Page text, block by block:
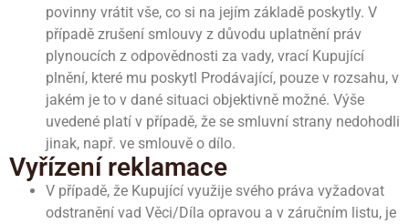
povinny vrátit vše, co si na jejím základě poskytly. V
případě zrušení smlouvy z důvodu uplatnění práv
plynoucích z odpovědnosti za vady, vrací Kupující
plnění, které mu poskytl Prodávající, pouze v rozsahu, v
jakém je to v dané situaci objektivně možné. Výše
uvedené platí v případě, že se smluvní strany nedohodli
jinak, např. ve smlouvě o dílo.
Vyřízení reklamace
V případě, že Kupující využije svého práva vyžadovat
odstranění vad Věci/Díla opravou a v záručním listu, je